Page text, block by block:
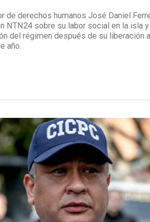
de derechos humanos José Daniel
NTN24 sobre su labor social en la isla
del régimen después de su liberación a
año.